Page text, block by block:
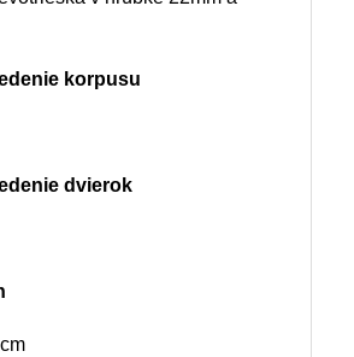
korpusu
dvierok